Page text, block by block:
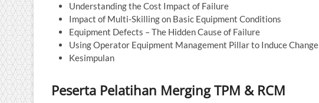
Understanding the Cost Impact of Failure
Impact of Multi-Skilling on Basic Equipment Conditions
Equipment Defects – The Hidden Cause of Failure
Using Operator Equipment Management Pillar to Induce Change
Kesimpulan
Peserta Pelatihan Merging TPM & RCM